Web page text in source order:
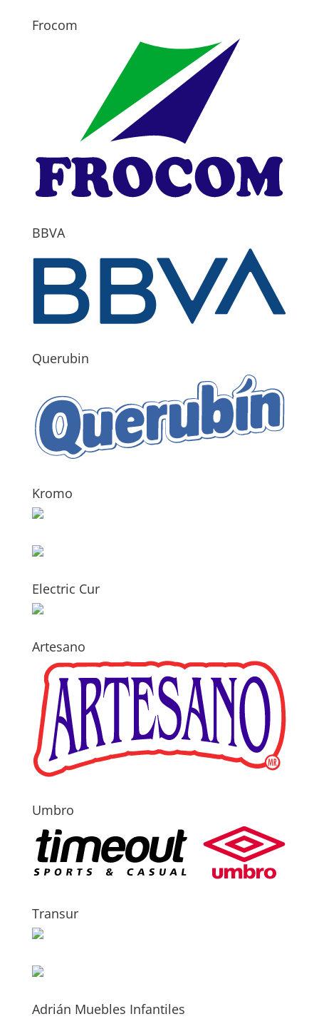
Frocom
BBVA
Querubin
Kromo
Electric Cur
Artesano
Umbro
Transur
Adrián Muebles Infantiles